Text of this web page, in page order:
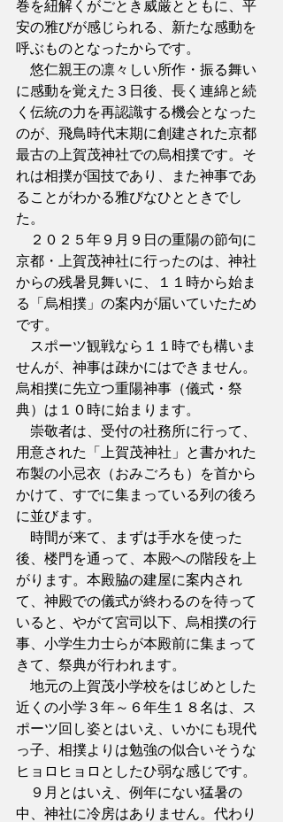
巻を紐解くがごとき威厳とともに、平
安の雅びが感じられる、新たな感動を
呼ぶものとなったからです。
悠仁親王の凛々しい所作・振る舞い
に感動を覚えた３日後、長く連綿と続
く伝統の力を再認識する機会となった
のが、飛鳥時代末期に創建された京都
最古の上賀茂神社での烏相撲です。そ
れは相撲が国技であり、また神事であ
ることがわかる雅びなひとときでし
た。
２０２５年９月９日の重陽の節句に
京都・上賀茂神社に行ったのは、神社
からの残暑見舞いに、１１時から始ま
る「烏相撲」の案内が届いていたため
です。
スポーツ観戦なら１１時でも構いま
せんが、神事は疎かにはできません。
烏相撲に先立つ重陽神事（儀式・祭
典）は１０時に始まります。
崇敬者は、受付の社務所に行って、
用意された「上賀茂神社」と書かれた
布製の小忌衣（おみごろも）を首から
かけて、すでに集まっている列の後ろ
に並びます。
時間が来て、まずは手水を使った
後、楼門を通って、本殿への階段を上
がります。本殿脇の建屋に案内され
て、神殿での儀式が終わるのを待って
いると、やがて宮司以下、烏相撲の行
事、小学生力士らが本殿前に集まって
きて、祭典が行われます。
地元の上賀茂小学校をはじめとした
近くの小学３年～６年生１８名は、ス
ポーツ回し姿とはいえ、いかにも現代
っ子、相撲よりは勉強の似合いそうな
ヒョロヒョロとしたひ弱な感じです。
９月とはいえ、例年にない猛暑の
中、神社に冷房はありません。代わり